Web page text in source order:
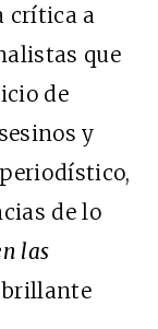
crítica a
que
de
y
de lo
las
brillante